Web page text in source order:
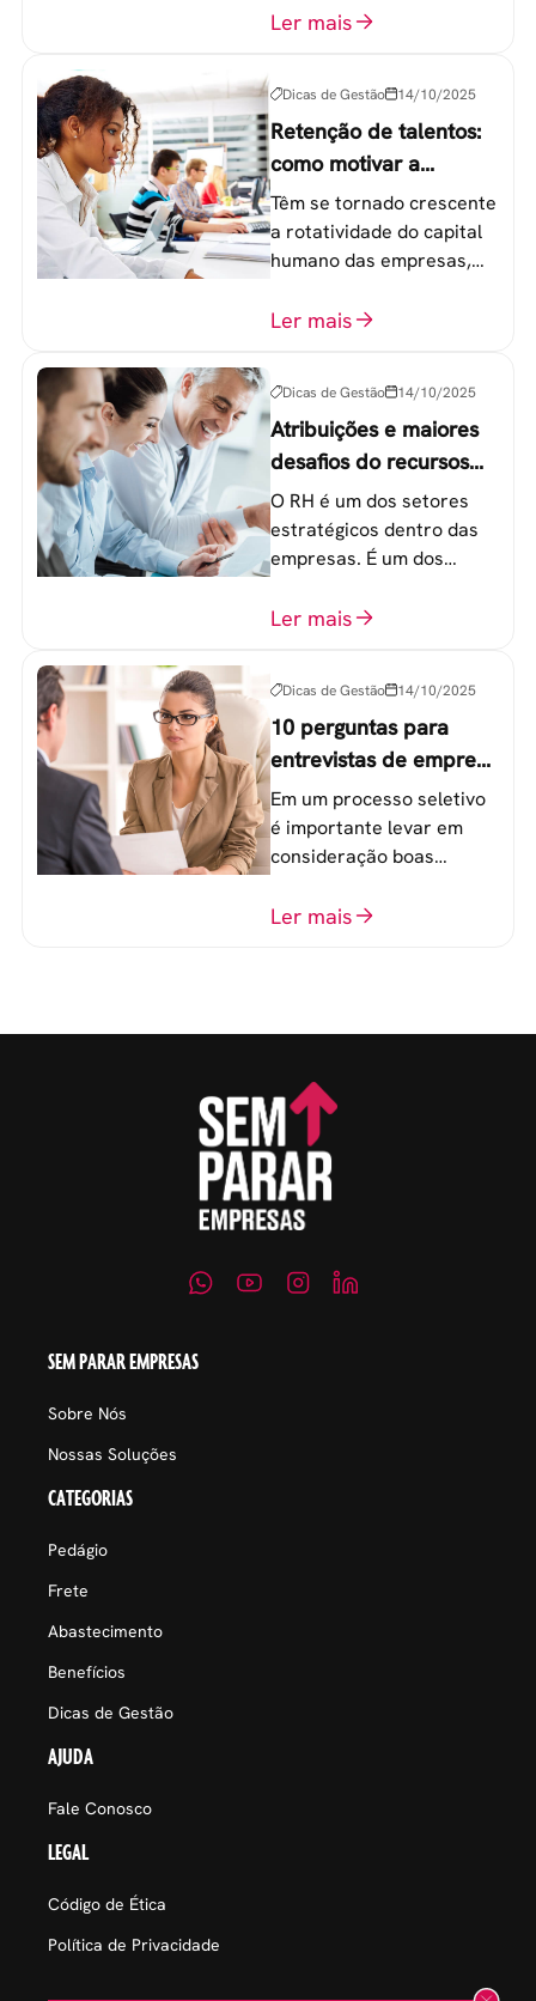
equipe de trabalho. 6
Ler mais
Dicas de Gestão 14/10/2025
Retenção de talentos:
como motivar a
geração Y nas
empresas?
Têm se tornado crescente
a rotatividade do capital
humano das empresas,
colaboradores na faixa de
Ler mais
Dicas de Gestão 14/10/2025
Atribuições e maiores
desafios do recursos
humanos em uma
empresa
O RH é um dos setores
estratégicos dentro das
empresas. É um dos
o atingimento das metas
Ler mais
Dicas de Gestão 14/10/2025
10 perguntas para
entrevistas de emprego
que recrutadores não
devem fazer
Em um processo seletivo
é importante levar em
consideração boas
o perfil do profissional e
Ler mais
SEM PARAR EMPRESAS
Sobre Nós
Nossas Soluções
CATEGORIAS
Pedágio
Frete
Abastecimento
Benefícios
Dicas de Gestão
AJUDA
Fale Conosco
LEGAL
Código de Ética
Política de Privacidade